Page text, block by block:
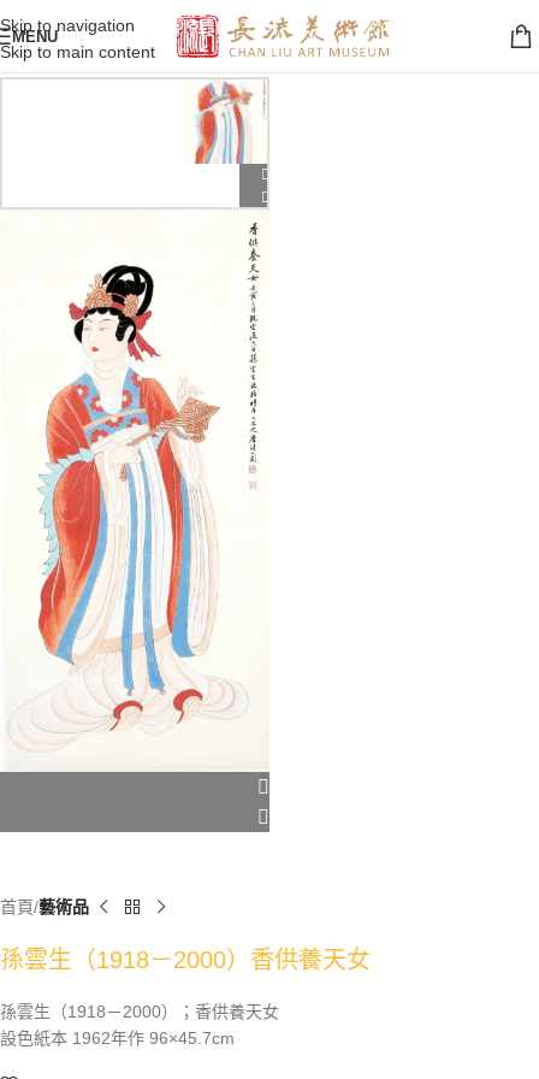
Skip to navigation
Skip to main content
MENU
首頁 藝術品
孫雲生（1918－2000）香供養天女
孫雲生（1918－2000）；香供養天女
設色紙本 1962年作 96×45.7cm